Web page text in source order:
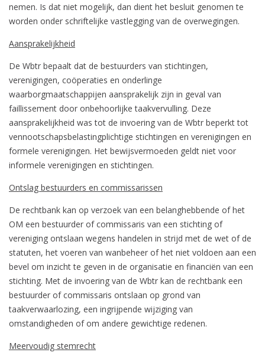
nemen. Is dat niet mogelijk, dan dient het besluit genomen te
worden onder schriftelijke vastlegging van de overwegingen.
Aansprakelijkheid
De Wbtr bepaalt dat de bestuurders van stichtingen,
verenigingen, coöperaties en onderlinge
waarborgmaatschappijen aansprakelijk zijn in geval van
faillissement door onbehoorlijke taakvervulling. Deze
aansprakelijkheid was tot de invoering van de Wbtr beperkt tot
vennootschapsbelastingplichtige stichtingen en verenigingen en
formele verenigingen. Het bewijsvermoeden geldt niet voor
informele verenigingen en stichtingen.
Ontslag bestuurders en commissarissen
De rechtbank kan op verzoek van een belanghebbende of het
OM een bestuurder of commissaris van een stichting of
vereniging ontslaan wegens handelen in strijd met de wet of de
statuten, het voeren van wanbeheer of het niet voldoen aan een
bevel om inzicht te geven in de organisatie en financiën van een
stichting. Met de invoering van de Wbtr kan de rechtbank een
bestuurder of commissaris ontslaan op grond van
taakverwaarlozing, een ingrijpende wijziging van
omstandigheden of om andere gewichtige redenen.
Meervoudig stemrecht